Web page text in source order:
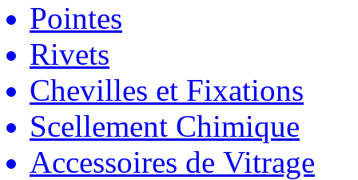
Pointes
Rivets
Chevilles et Fixations
Scellement Chimique
Accessoires de Vitrage